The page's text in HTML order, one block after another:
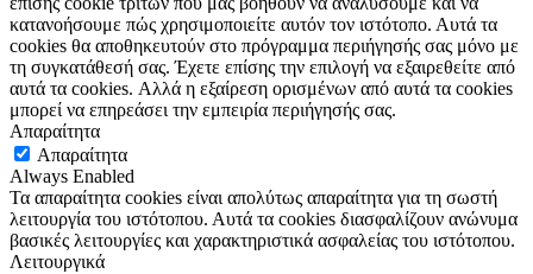
κατανοήσουμε πώς χρησιμοποιείτε αυτόν τον ιστότοπο. Αυτά τα
cookies θα αποθηκευτούν στο πρόγραμμα περιήγησής σας μόνο με
τη συγκατάθεσή σας. Έχετε επίσης την επιλογή να εξαιρεθείτε από
αυτά τα cookies. Αλλά η εξαίρεση ορισμένων από αυτά τα cookies
μπορεί να επηρεάσει την εμπειρία περιήγησής σας.
Απαραίτητα
Απαραίτητα
Always Enabled
Τα απαραίτητα cookies είναι απολύτως απαραίτητα για τη σωστή
λειτουργία του ιστότοπου. Αυτά τα cookies διασφαλίζουν ανώνυμα
βασικές λειτουργίες και χαρακτηριστικά ασφαλείας του ιστότοπου.
Λειτουργικά